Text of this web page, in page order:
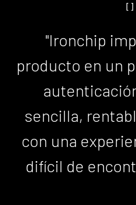
[]
"Ironchip
producto en un
sencilla,
con una
difícil de